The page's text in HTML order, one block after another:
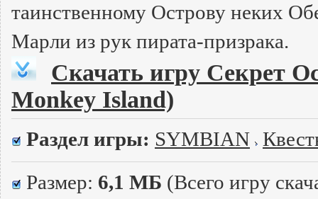
таинственному Острову неких
Марли из рук пирата-призрака.
Скачать игру Секрет
Monkey Island)
Раздел игры: SYMBIAN
Размер: 6,1 МБ (Всего игру